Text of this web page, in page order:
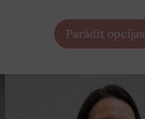
Parādīt opcijas